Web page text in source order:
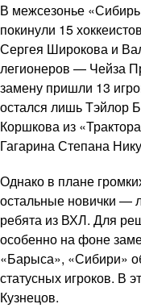
В межсезонье
покинули 15
Сергея Широкова и
легионеров — Чейза
замену пришли 13
остался лишь Тэйлор
Коршкова из
Гагарина Степана
Однако в плане
остальные новички —
ребята из ВХЛ. Для
особенно на фоне
«Барыса», «Сибири»
статусных игроков. В
Кузнецов.